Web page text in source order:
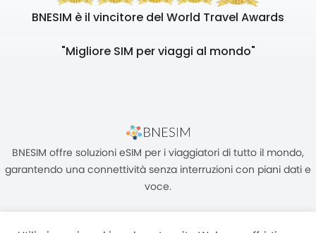
BNESIM è il vincitore del World Travel Awards
"Migliore SIM per viaggi al mondo"
BNESIM offre soluzioni eSIM per i viaggiatori di tutto il mondo,
garantendo una connettività senza interruzioni con piani dati e
voce.